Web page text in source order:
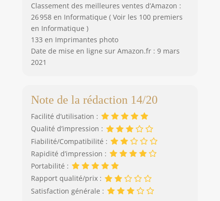
Classement des meilleures ventes d’Amazon :
26 958 en Informatique ( Voir les 100 premiers
en Informatique )
133 en Imprimantes photo
Date de mise en ligne sur Amazon.fr : 9 mars
2021
Note de la rédaction 14/20
Facilité d’utilisation :
Qualité d’impression :
Fiabilité/Compatibilité :
Rapidité d’impression :
Portabilité :
Rapport qualité/prix :
Satisfaction générale :